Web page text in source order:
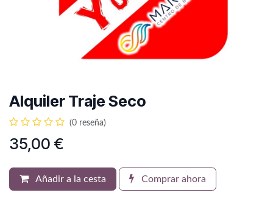
Alquiler Traje Seco
(0 reseña)
35,00 €
Añadir a la cesta Comprar ahora